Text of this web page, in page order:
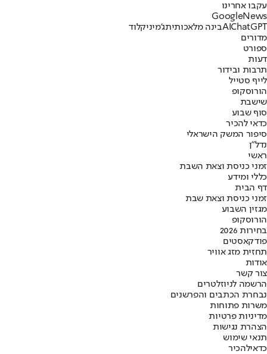
עקבו אחרינו
Googl eNews
AI ChatGPT בינה מלאכותיתג'מיניקלוד
מדורים
ספורט
דעות
תרבות ובידור
לייף סטייל
הורוסקופ
שישבת
סוף שבוע
כדאי להכיר
סיפור המשק הישראלי
נדל"ן
ראשי
זמני כניסת וצאת השבת
כללי ומידע
דף הבית
זמני כניסת וצאת שבת
מגזין השבוע
הורוסקופ
בחירות 2026
פודקאסטים
תחזית מזג אוויר
אודות
צור קשר
הרשמה לניוזלטרים
נבחרת הכתבים והפרשנים
משרות פתוחות
מדיניות פרטיות
הצהרת נגישות
תנאי שימוש
כדאילהכיר